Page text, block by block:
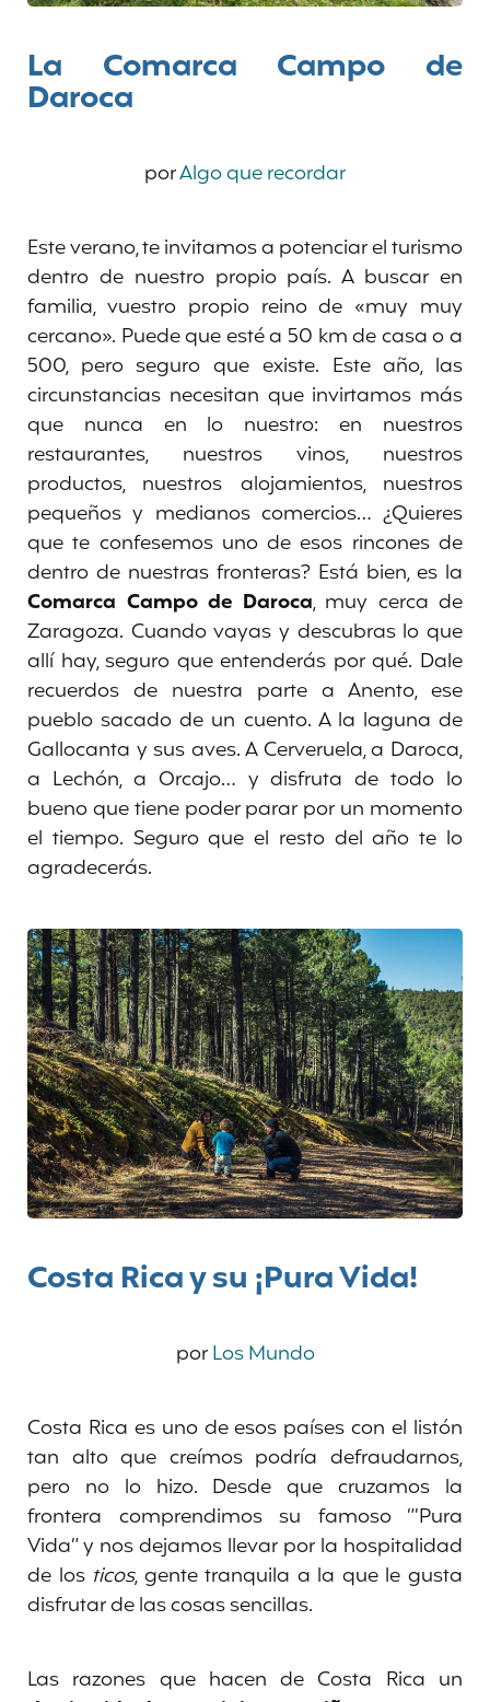
La Comarca Campo de
Daroca
porAlgo que recordar
Este verano, te invitamos a potenciar el turismo
dentro de nuestro propio país. A buscar en
familia, vuestro propio reino de «muy muy
cercano». Puede que esté a 50 km de casa o a
500, pero seguro que existe. Este año, las
circunstancias necesitan que invirtamos más
que nunca en lo nuestro: en nuestros
restaurantes, nuestros vinos, nuestros
productos, nuestros alojamientos, nuestros
pequeños y medianos comercios… ¿Quieres
que te confesemos uno de esos rincones de
dentro de nuestras fronteras? Está bien, es la
Comarca Campo de Daroca, muy cerca de
Zaragoza. Cuando vayas y descubras lo que
allí hay, seguro que entenderás por qué. Dale
recuerdos de nuestra parte a Anento, ese
pueblo sacado de un cuento. A la laguna de
Gallocanta y sus aves. A Cerveruela, a Daroca,
a Lechón, a Orcajo… y disfruta de todo lo
bueno que tiene poder parar por un momento
el tiempo. Seguro que el resto del año te lo
agradecerás.
Costa Rica y su ¡Pura Vida!
porLos Mundo
Costa Rica es uno de esos países con el listón
tan alto que creímos podría defraudarnos,
pero no lo hizo. Desde que cruzamos la
frontera comprendimos su famoso “’Pura
Vida” y nos dejamos llevar por la hospitalidad
de los ticos, gente tranquila a la que le gusta
disfrutar de las cosas sencillas.
Las razones que hacen de Costa Rica un